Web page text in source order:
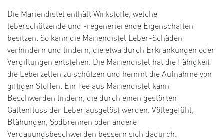
Die Mariendistel enthält Wirkstoffe, welche
leberschützende und -regenerierende Eigenschaften
besitzen. So kann die Mariendistel Leber-Schäden
verhindern und lindern, die etwa durch Erkrankungen oder
Vergiftungen entstehen. Die Mariendistel hat die Fähigkeit
die Leberzellen zu schützen und hemmt die Aufnahme von
giftigen Stoffen. Ein Tee aus Mariendistel kann
Beschwerden lindern, die durch einen gestörten
Gallenfluss der Leber ausgelöst werden. Völlegefühl,
Blähungen, Sodbrennen oder andere
Verdauungsbeschwerden bessern sich dadurch.